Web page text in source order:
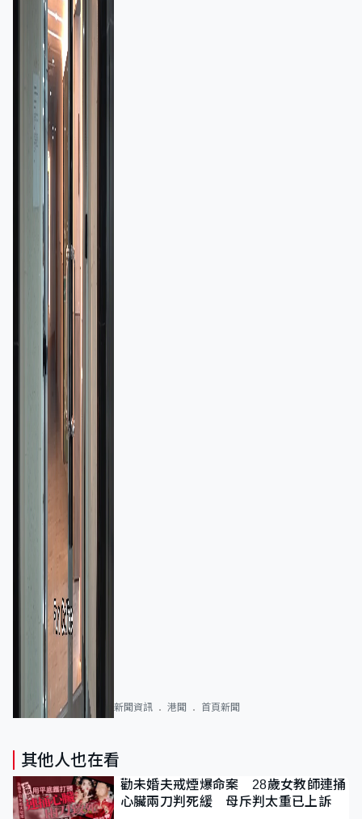
新聞資訊 港聞 首頁新聞
其他人也在看
勸未婚夫戒煙爆命案 28歲女教師連捅
心臟兩刀判死緩 母斥判太重已上訴